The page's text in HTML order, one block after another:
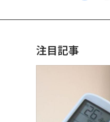
注目記事